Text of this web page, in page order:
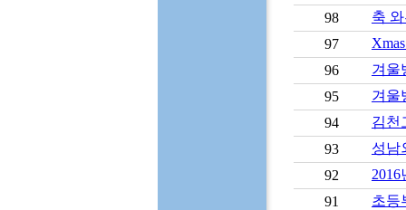
98
축
97
96
겨울
95
겨울
94
김천
93
성남
92
2016
91
초등